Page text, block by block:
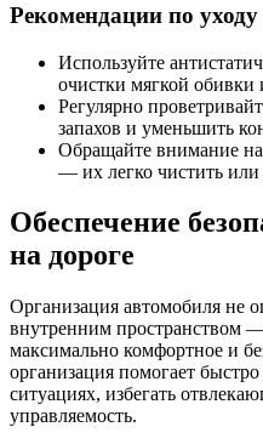
Рекомендации по
Используйте
очистки мягкой обивки
Регулярно
запахов и уменьшить
Обращайте внимание на
— их легко чистить или
Обеспечение
на дороге
Организация автомобиля не
внутренним пространством
максимально комфортное и
организация помогает
ситуациях, избегать
управляемость.